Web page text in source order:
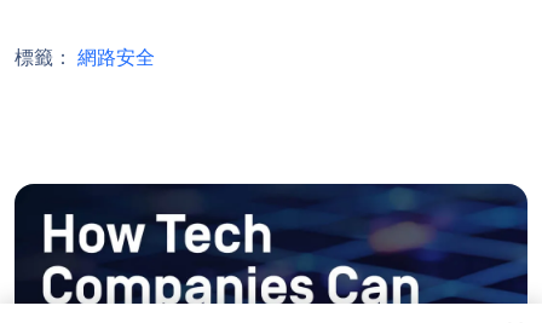
標籤： 網路安全